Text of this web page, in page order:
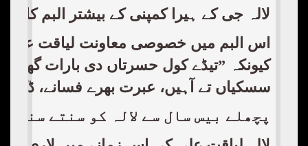
لالہ جی کے ہیرا کمپنی کے بیشتر البم
اس البم میں خصوصی معاونت لیاقت علی
کیونکہ ”تیڈے کول حسرتاں دی بارات گھن
سسکیاں تے آہیں، عبرت بھرے فسانے،
پچھلے بیس سال سے لالہ کو سنتے